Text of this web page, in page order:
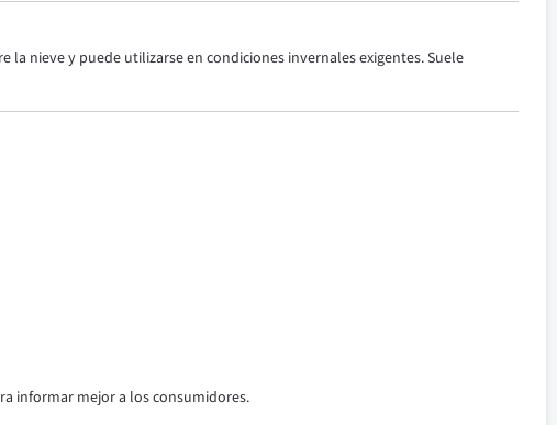
nieve y puede utilizarse en condiciones invernales exigentes. Suele
informar mejor a los consumidores.